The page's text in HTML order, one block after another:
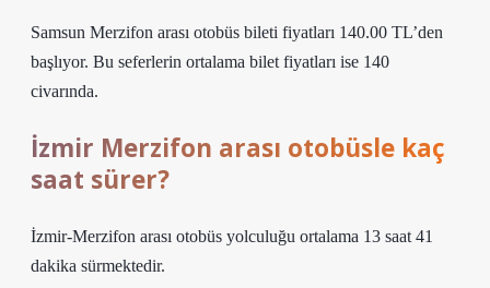
Samsun Merzifon arası otobüs bileti fiyatları 140.00 TL’den
başlıyor. Bu seferlerin ortalama bilet fiyatları ise 140
civarında.
İzmir Merzifon arası otobüsle kaç
saat sürer?
İzmir-Merzifon arası otobüs yolculuğu ortalama 13 saat 41
dakika sürmektedir.